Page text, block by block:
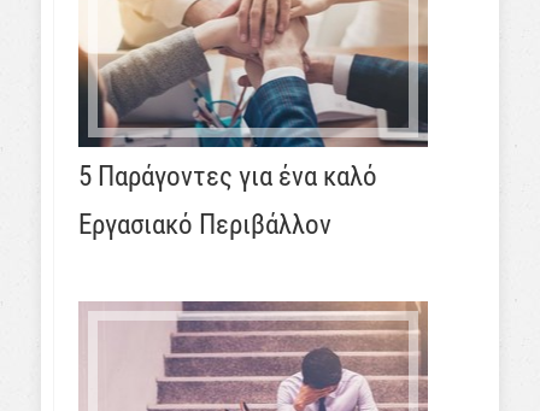
5 Παράγοντες για ένα καλό
Εργασιακό Περιβάλλον